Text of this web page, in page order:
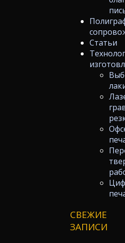
Статьи
СВЕЖИЕ
ЗАПИСИ